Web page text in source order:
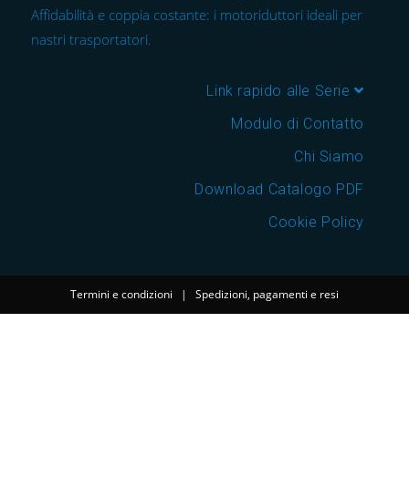
Affidabilità e coppia costante: i motoriduttori ideali per
nastri trasportatori.
Link rapido alle Serie
Modulo di Contatto
Chi Siamo
Download Catalogo PDF
Cookie Policy
Termini e condizioni | Spedizioni, pagamenti e resi